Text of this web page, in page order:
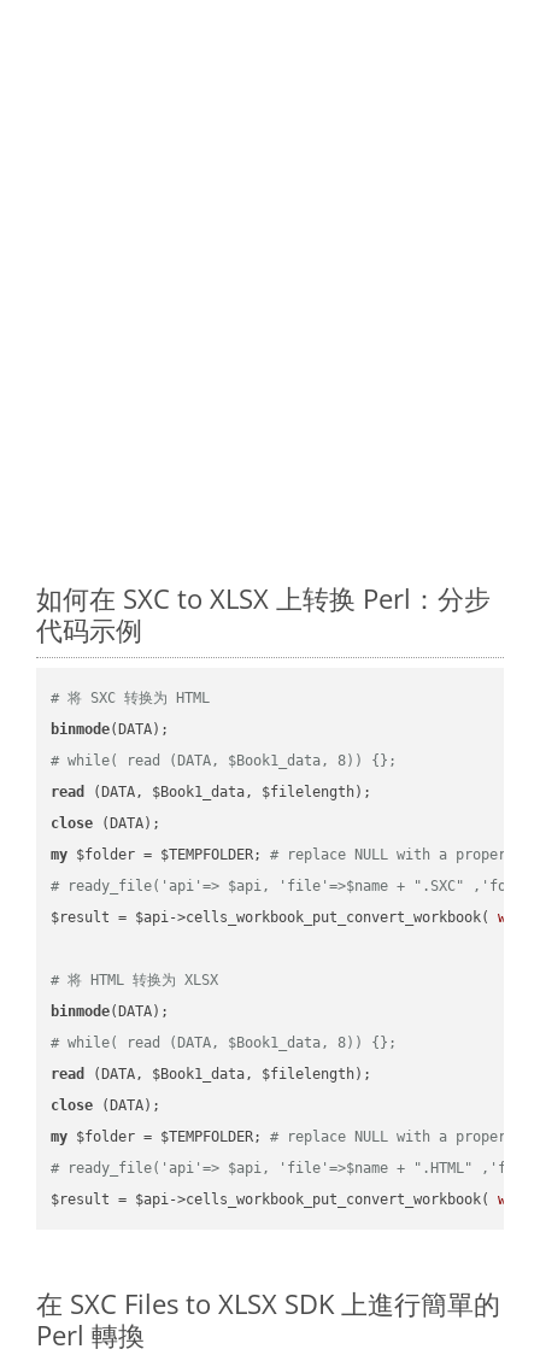
如何在 SXC to XLSX 上转换 Perl：分步
代码示例
# 将 SXC 转换为 HTML
binmode
# while( read (DATA, $Book1_data, 8)) {};
read
close
my $folder = $TEMPFOLDER; # replace NULL with a proper
# ready_file('api'=> $api, 'file'=>$name + ".SXC"
$result = $api->cells_workbook_put_convert_workbook(
# 将 HTML 转换为 XLSX
binmode
# while( read (DATA, $Book1_data, 8)) {};
read
close
my $folder = $TEMPFOLDER; # replace NULL with a proper
# ready_file('api'=> $api, 'file'=>$name + ".HTML"
$result = $api->cells_workbook_put_convert_workbook(
在 SXC Files to XLSX SDK 上進行簡單的
Perl 轉換